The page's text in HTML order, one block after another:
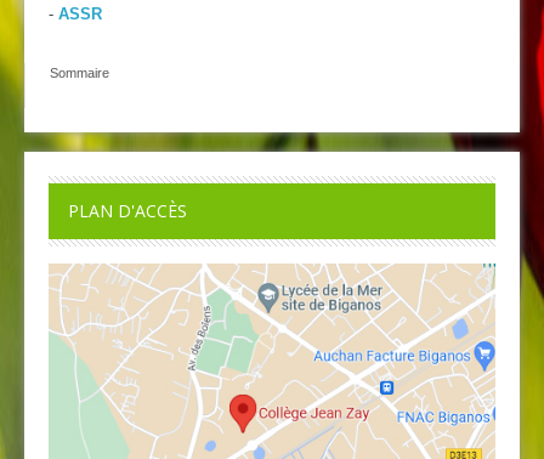
- ASSR
Sommaire
PLAN D'ACCÈS